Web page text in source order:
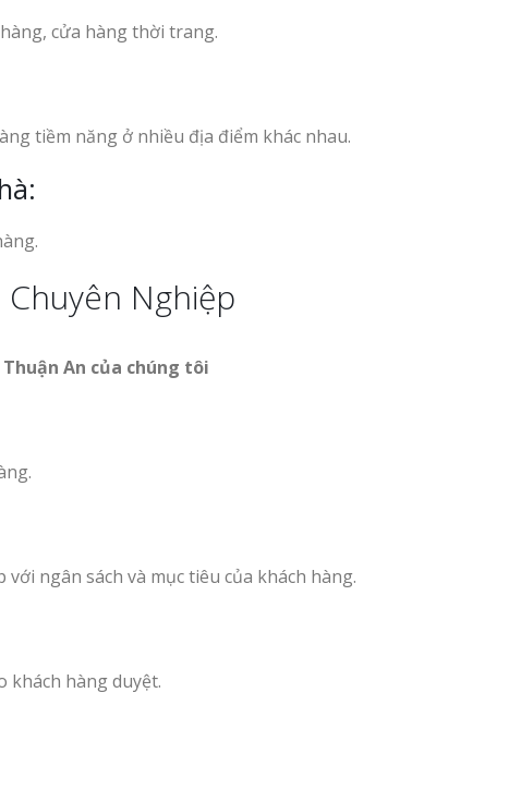
cửa hàng thời trang.
tiềm năng ở nhiều địa điểm khác nhau.
Nghiệp
An của chúng tôi
ngân sách và mục tiêu của khách hàng.
khách hàng duyệt.